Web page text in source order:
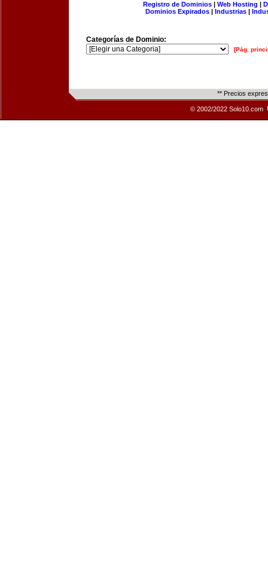
Registro de Dominios| Web Hosting |
Dominios Expirados | Industrias |
Categorías de Dominio:
[Pág.
** Precios
© 2002/2022 Solo10.com